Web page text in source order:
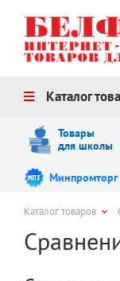
Каталог
Товары
для школы
Минпромторг
Каталог товаров